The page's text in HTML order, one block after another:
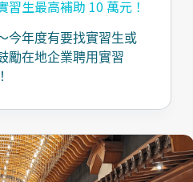
生最高補助 10 萬元！
今年度有要找實習生或
勵在地企業聘用實習